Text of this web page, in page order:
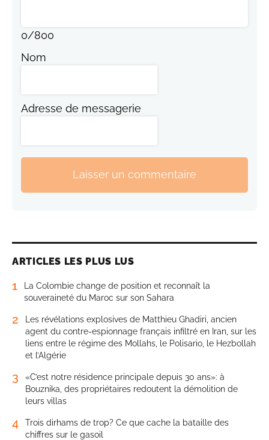
0/800
Nom
Adresse de messagerie
Laisser un commentaire
ARTICLES LES PLUS LUS
1
La Colombie change de position et reconnaît la
souveraineté du Maroc sur son Sahara
2
Les révélations explosives de Matthieu Ghadiri, ancien
agent du contre-espionnage français infiltré en Iran, sur les
liens entre le régime des Mollahs, le Polisario, le Hezbollah
et l’Algérie
3
«C’est notre résidence principale depuis 30 ans»: à
Bouznika, des propriétaires redoutent la démolition de
leurs villas
4
Trois dirhams de trop? Ce que cache la bataille des
chiffres sur le gasoil